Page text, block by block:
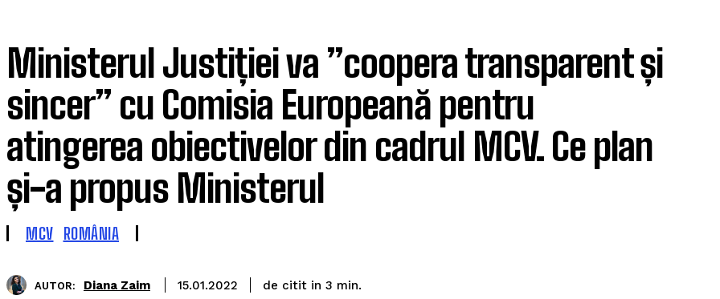
Ministerul Justiției va ”coopera transparent și
sincer” cu Comisia Europeană pentru
atingerea obiectivelor din cadrul MCV. Ce plan
și-a propus Ministerul
MCV ROMÂNIA
AUTOR: Diana Zaim 15.01.2022 de citit in 3 min.